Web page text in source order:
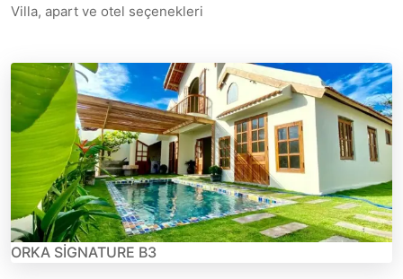
Villa, apart ve otel seçenekleri
ORKA SİGNATURE B3